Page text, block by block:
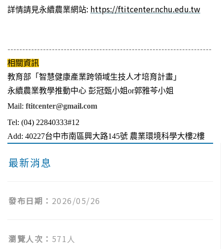
最新消息
發布日期： 2026/05/26
瀏覽人次： 571人
詳情請見永續農業網站: https://ftitcenter.nchu.edu.tw
---------------------------------------------------------------------
相關資訊
教育部「智慧健康產業跨領域生技人才培育計畫」
永續農業教學推動中心 彭冠甄小姐or郭雅芩小姐
Mail: ftitcenter@gmail.com
Tel: (04) 22840333#12
Add: 40227台中市南區興大路145號 農業環境科學大樓2樓